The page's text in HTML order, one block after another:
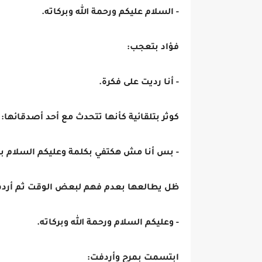
- السلام عليكم ورحمة الله وبركاته.
فؤاد بتعجب:
- أنا رديت على فكرة.
كوثر بتلقائية كأنها تتحدث مع أحد أصدقائها:
- بس أنا مش هكتفي بكلمة وعليكم السلام
ظل يطالعها بعدم فهم لبعض الوقت ثم
- وعليكم السلام ورحمة الله وبركاته.
ابتسمت بمرح وأردفت: